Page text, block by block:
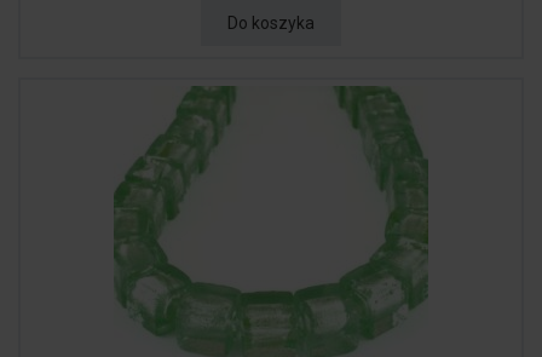
Do koszyka